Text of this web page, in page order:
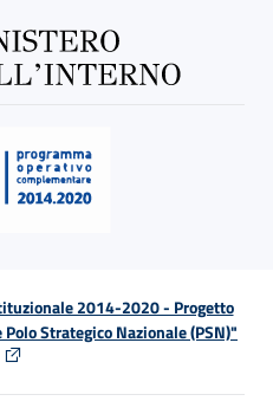
2014-2020 - Progetto
Strategico Nazionale (PSN)"